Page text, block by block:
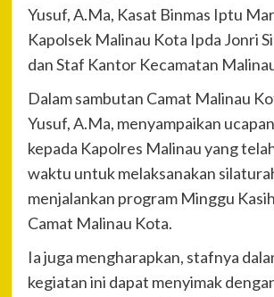
Yusuf, A.Ma, Kasat Binmas Iptu
Kapolsek Malinau Kota Ipda Jonri
dan Staf Kantor Kecamatan
Dalam sambutan Camat Malinau
Yusuf, A.Ma, menyampaikan
kepada Kapolres Malinau yang
waktu untuk melaksanakan
menjalankan program Minggu
Camat Malinau Kota.
Ia juga mengharapkan, stafnya
kegiatan ini dapat menyimak